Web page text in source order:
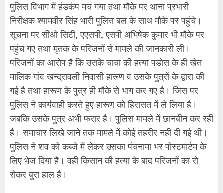
पुलिस विभाग में हंडकंप मच गया तथा मौके पर थाना प्रभारी
निरीक्षक श्यामवीर सिंह भारी पुलिस बल के साथ मौके पर पहुंचे।
सूचना पर सीओ सिटी, एएसपी, एसपी अभिषेक कुमार भी मौके पर
पहुंच गए तथा मृतक के परिजनों से मामले की जानकारी ली।
परिजनों का आरोप है कि उसके चाचा की हत्या पडोस के ही खेत
मालिक गांव खन्द्रावली निवासी हारूण व उसके पुत्रों के द्वारा की
गई है तथा हारूण के पुत्र ही मौके से भाग कर गए है। जिस पर
पुलिस ने कार्यवाही करते हुए हारूण को हिरासत में ले लिया है।
जबकि उसके पुत्र अभी फरार है। पुलिस मामले में छानबीन कर रही
है। समाचार लिखे जाने तक मामले में कोई तहरीर नही दी गई थी।
पुलिस ने शव को कब्जे में लेकर उसका पंचनामा भर पोस्टमार्टम के
लिए भेज दिया है। वही किसान की हत्या के बाद परिजनों का रो
रोकर बुरा हाल है।